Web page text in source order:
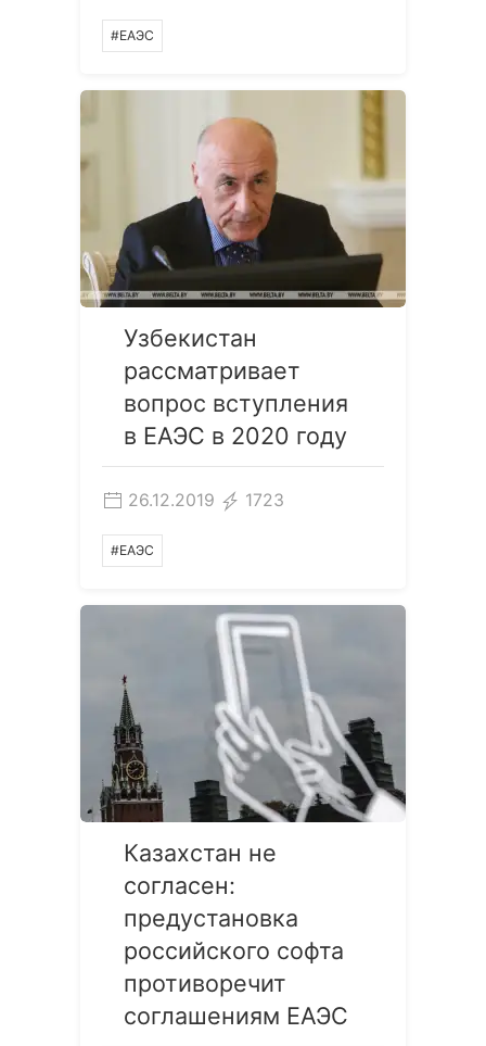
#ЕАЭС
Узбекистан
рассматривает
вопрос вступления
в ЕАЭС в 2020 году
26.12.2019 1723
#ЕАЭС
Казахстан не
согласен:
предустановка
российского софта
противоречит
соглашениям ЕАЭС